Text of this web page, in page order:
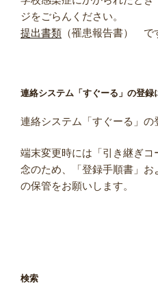
ジをごらんください。
提出書類 （罹患報告書） で
連絡システム「すぐーる」の登録
連絡システム「すぐーる」の
端末変更時には「引き継ぎコ
念のため、「登録手順書」お
の保管をお願いします。
検索